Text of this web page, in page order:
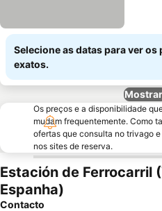
Selecione as datas para ver os
exatos.
Os preços e a disponibilidade
mudam frequentemente. Como
ofertas que consulta no trivago
nos sites de reserva.
Estación de Ferrocarril
Espanha)
Contacto